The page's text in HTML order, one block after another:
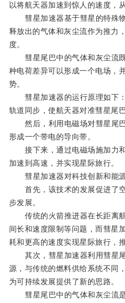
以将航天器加速到惊人的速度，
彗星加速器基于彗星的特殊物
释放出的气体和灰尘流作为推力
度。
彗星尾巴中的气体和灰尘流
种电荷差异可以形成一个电场，
势。
彗星加速器的运行原理如下：
轨道同步，使航天器对准彗星尾
然后，利用电磁场对彗星尾
形成一个带电的导向带。
接下来，通过电磁场施加力和
加速到高速，并实现星际旅行。
彗星加速器对科技创新和能源
首先，该技术的发展促进了空
步发展。
传统的火箭推进器在长距离
间长和速度限制等问题，而彗星
耗和更高的速度实现星际旅行，
其次，彗星加速器利用彗星
源，与传统的燃料供给系统不同
为可持续发展提供了新的思路。
彗星尾巴中的气体和灰尘流